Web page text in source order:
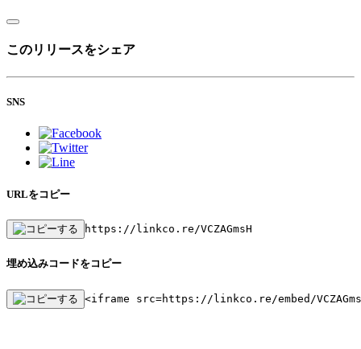
このリリースをシェア
SNS
URLをコピー
https://linkco.re/VCZAGmsH
埋め込みコードをコピー
<iframe src=https://linkco.re/embed/